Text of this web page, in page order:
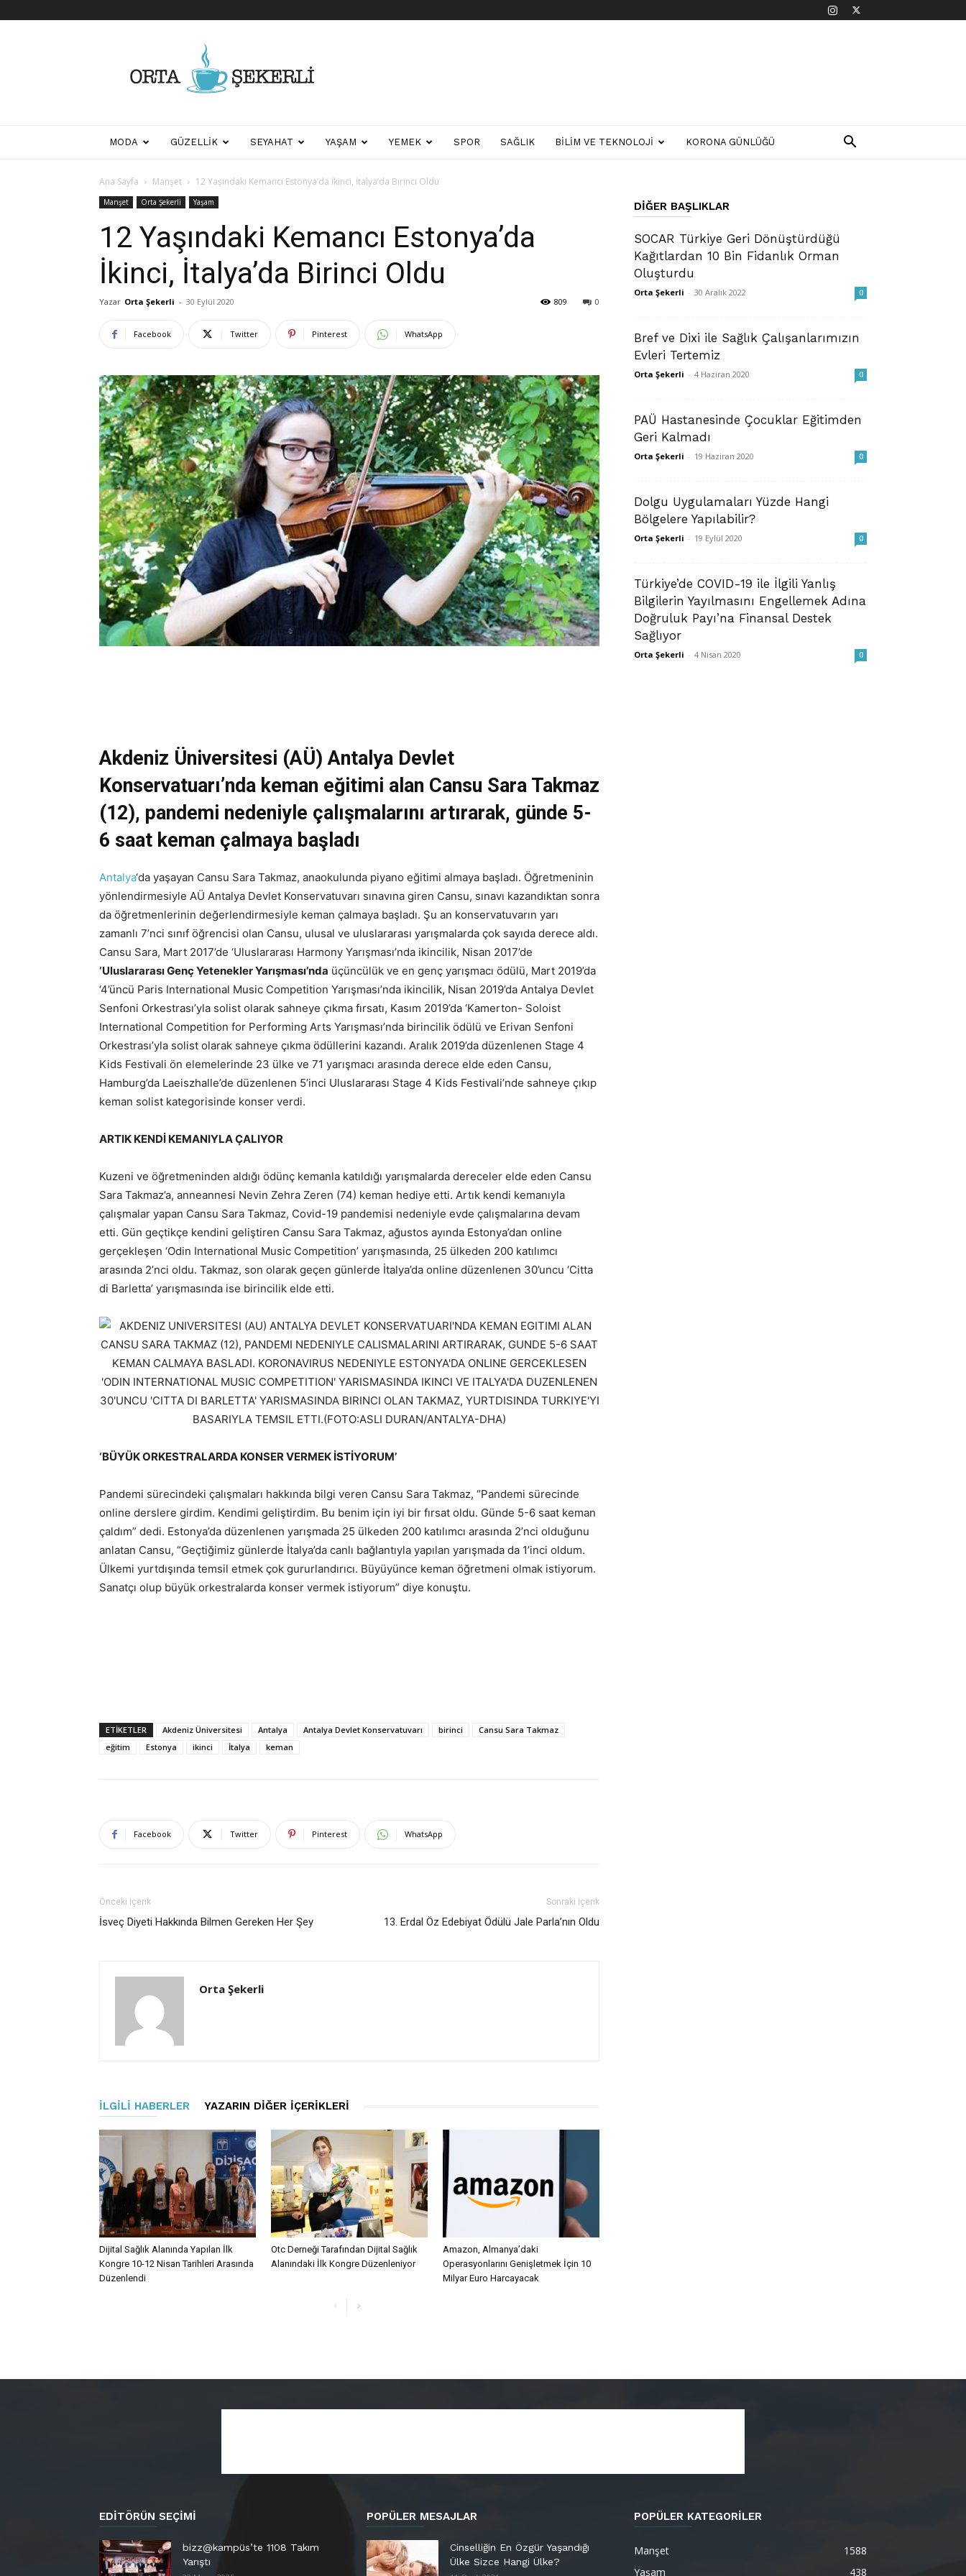
Biraz
Biraz
MODA GÜZELLIK SEYAHAT YAŞAM YEMEK SPOR SAĞLIK BILIM VE TEKNOLOJI KORONA GÜNLÜĞÜ
Ana Sayfa Manşet 12 Yaşındaki Kemancı Estonya’da İkinci, İtalya’da Birinci Oldu
Manşet Orta Şekerli Yaşam
12 Yaşındaki Kemancı Estonya’da
İkinci, İtalya’da Birinci Oldu
Yazar Orta Şekerli - 30 Eylül 2020 0
809
Facebook Twitter Pinterest WhatsApp
Akdeniz Üniversitesi (AÜ) Antalya Devlet
Konservatuarı’nda keman eğitimi alan Cansu Sara Takmaz
(12), pandemi nedeniyle çalışmalarını artırarak, günde 5-
6 saat keman çalmaya başladı
Antalya‘da yaşayan Cansu Sara Takmaz, anaokulunda piyano eğitimi almaya başladı. Öğretmeninin
yönlendirmesiyle AÜ Antalya Devlet Konservatuvarı sınavına giren Cansu, sınavı kazandıktan sonra
da öğretmenlerinin değerlendirmesiyle keman çalmaya başladı. Şu an konservatuvarın yarı
zamanlı 7’nci sınıf öğrencisi olan Cansu, ulusal ve uluslararası yarışmalarda çok sayıda derece aldı.
Cansu Sara, Mart 2017’de ‘Uluslararası Harmony Yarışması’nda ikincilik, Nisan 2017’de
‘Uluslararası Genç Yetenekler Yarışması’nda üçüncülük ve en genç yarışmacı ödülü, Mart 2019’da
‘4’üncü Paris International Music Competition Yarışması’nda ikincilik, Nisan 2019’da Antalya Devlet
Senfoni Orkestrası’yla solist olarak sahneye çıkma fırsatı, Kasım 2019’da ‘Kamerton- Soloist
International Competition for Performing Arts Yarışması’nda birincilik ödülü ve Erivan Senfoni
Orkestrası’yla solist olarak sahneye çıkma ödüllerini kazandı. Aralık 2019’da düzenlenen Stage 4
Kids Festivali ön elemelerinde 23 ülke ve 71 yarışmacı arasında derece elde eden Cansu,
Hamburg’da Laeiszhalle’de düzenlenen 5’inci Uluslararası Stage 4 Kids Festivali’nde sahneye çıkıp
keman solist kategorisinde konser verdi.
ARTIK KENDİ KEMANIYLA ÇALIYOR
Kuzeni ve öğretmeninden aldığı ödünç kemanla katıldığı yarışmalarda dereceler elde eden Cansu
Sara Takmaz’a, anneannesi Nevin Zehra Zeren (74) keman hediye etti. Artık kendi kemanıyla
çalışmalar yapan Cansu Sara Takmaz, Covid-19 pandemisi nedeniyle evde çalışmalarına devam
etti. Gün geçtikçe kendini geliştiren Cansu Sara Takmaz, ağustos ayında Estonya’dan online
gerçekleşen ‘Odin International Music Competition’ yarışmasında, 25 ülkeden 200 katılımcı
arasında 2’nci oldu. Takmaz, son olarak geçen günlerde İtalya’da online düzenlenen 30’uncu ‘Citta
di Barletta’ yarışmasında ise birincilik elde etti.
‘BÜYÜK ORKESTRALARDA KONSER VERMEK İSTİYORUM’
Pandemi sürecindeki çalışmaları hakkında bilgi veren Cansu Sara Takmaz, “Pandemi sürecinde
online derslere girdim. Kendimi geliştirdim. Bu benim için iyi bir fırsat oldu. Günde 5-6 saat keman
çaldım” dedi. Estonya’da düzenlenen yarışmada 25 ülkeden 200 katılımcı arasında 2’nci olduğunu
anlatan Cansu, “Geçtiğimiz günlerde İtalya’da canlı bağlantıyla yapılan yarışmada da 1’inci oldum.
Ülkemi yurtdışında temsil etmek çok gururlandırıcı. Büyüyünce keman öğretmeni olmak istiyorum.
Sanatçı olup büyük orkestralarda konser vermek istiyorum” diye konuştu.
ETIKETLER Akdeniz Üniversitesi Antalya Antalya Devlet Konservatuvarı birinci
Cansu Sara Takmaz
eğitim
Estonya ikinci İtalya keman
Facebook Twitter Pinterest WhatsApp
Önceki İçerik
İsveç Diyeti Hakkında Bilmen Gereken Her Şey
Sonraki İçerik
13. Erdal Öz Edebiyat Ödülü Jale Parla’nın Oldu
Orta Şekerli
İLGILI HABERLER YAZARIN DIĞER İÇERIKLERI
Dijital Sağlık Alanında Yapılan İlk
Kongre 10-12 Nisan Tarihleri Arasında
Düzenlendi
Otc Derneği Tarafından Dijital Sağlık
Alanındaki İlk Kongre Düzenleniyor
Amazon, Almanya’daki
Operasyonlarını Genişletmek İçin 10
Milyar Euro Harcayacak
DIĞER BAŞLIKLAR
SOCAR Türkiye Geri Dönüştürdüğü
Kağıtlardan 10 Bin Fidanlık Orman
Oluşturdu
Orta Şekerli - 30 Aralık 2022 0
Bref ve Dixi ile Sağlık Çalışanlarımızın
Evleri Tertemiz
Orta Şekerli - 4 Haziran 2020 0
PAÜ Hastanesinde Çocuklar Eğitimden
Geri Kalmadı
Orta Şekerli - 19 Haziran 2020 0
Dolgu Uygulamaları Yüzde Hangi
Bölgelere Yapılabilir?
Orta Şekerli - 19 Eylül 2020 0
Türkiye’de COVID-19 ile İlgili Yanlış
Bilgilerin Yayılmasını Engellemek Adına
Doğruluk Payı’na Finansal Destek
Sağlıyor
Orta Şekerli - 4 Nisan 2020 0
EDITÖRÜN SEÇIMI
bizz@kampüs’te 1108 Takım
Yarıştı
POPÜLER MESAJLAR
Cinselliğin En Özgür Yaşandığı
Ülke Sizce Hangi Ülke?
POPÜLER KATEGORİLER
Manşet
1588
Yaşam
438